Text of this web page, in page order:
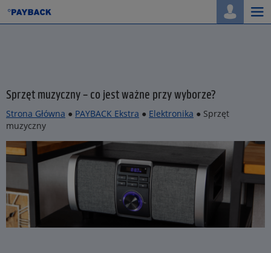
Sprzęt muzyczny – co jest ważne przy wyborze?
Strona Główna ● PAYBACK Ekstra ● Elektronika ● Sprzęt
muzyczny